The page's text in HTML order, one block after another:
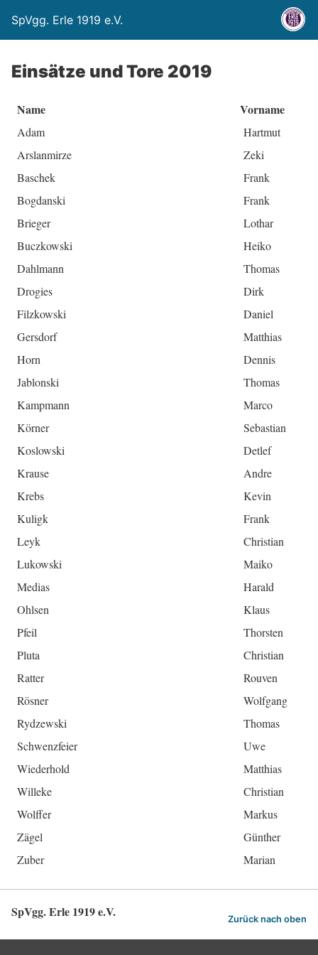
SpVgg. Erle 1919 e.V.
Einsätze und Tore 2019
Name Vorname
Adam
Hartmut
Arslanmirze
Zeki
Baschek
Frank
Bogdanski
Frank
Brieger
Lothar
Buczkowski
Heiko
Dahlmann
Thomas
Drogies
Dirk
Filzkowski
Daniel
Gersdorf
Matthias
Horn
Dennis
Jablonski
Thomas
Kampmann
Marco
Körner
Sebastian
Koslowski
Detlef
Krause
Andre
Krebs
Kevin
Kuligk
Frank
Leyk
Christian
Lukowski
Maiko
Medias
Harald
Ohlsen
Klaus
Pfeil
Thorsten
Pluta
Christian
Ratter
Rouven
Rösner
Wolfgang
Rydzewski
Thomas
Schwenzfeier
Uwe
Wiederhold
Matthias
Willeke
Christian
Wolffer
Markus
Zägel
Günther
Zuber
Marian
SpVgg. Erle 1919 e.V. Zurück nach oben